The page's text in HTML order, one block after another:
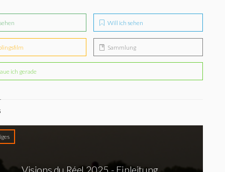
Will ich sehen
Sammlung
ich gerade
Visions du Réel 2025 - Einleitung